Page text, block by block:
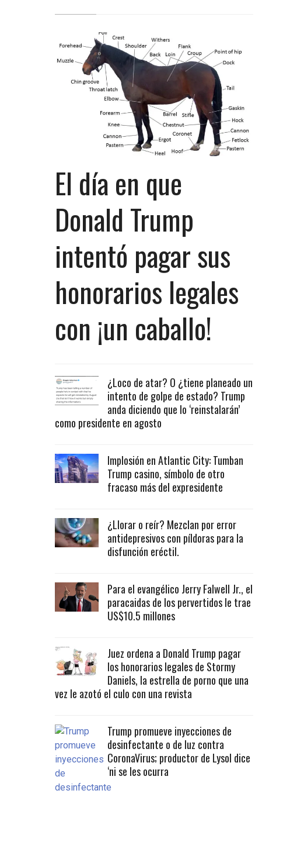
El día en que
Donald Trump
intentó pagar sus
honorarios legales
con ¡un caballo!
¿Loco de atar? O ¿tiene planeado un
intento de golpe de estado? Trump
anda diciendo que lo ‘reinstalarán’
como presidente en agosto
Implosión en Atlantic City: Tumban
Trump casino, símbolo de otro
fracaso más del expresidente
¿Llorar o reír? Mezclan por error
antidepresivos con píldoras para la
disfunción eréctil.
Para el evangélico Jerry Falwell Jr., el
paracaidas de los pervertidos le trae
US$10.5 millones
Juez ordena a Donald Trump pagar
los honorarios legales de Stormy
Daniels, la estrella de porno que una
vez le azotó el culo con una revista
Trump promueve inyecciones de
desinfectante o de luz contra
CoronaVirus; productor de Lysol dice
‘ni se les ocurra